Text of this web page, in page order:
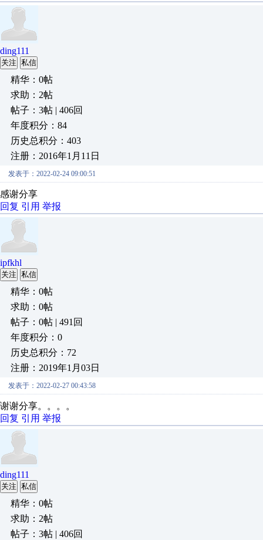
ding111
关注 私信
精华：0帖
求助：2帖
帖子：3帖 | 406回
年度积分：84
历史总积分：403
注册：2016年1月11日
发表于：2022-02-24 09:00:51
感谢分享
回复 引用 举报
ipfkhl
关注 私信
精华：0帖
求助：0帖
帖子：0帖 | 491回
年度积分：0
历史总积分：72
注册：2019年1月03日
发表于：2022-02-27 00:43:58
谢谢分享。。。。
回复 引用 举报
ding111
关注 私信
精华：0帖
求助：2帖
帖子：3帖 | 406回